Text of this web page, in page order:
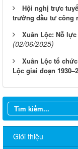
Hội nghị trực
trưởng đầu tư công
Xuân Lộc: Nỗ
(02/06/2025)
Xuân Lộc tổ
Lộc giai đoạn
Giới thiệu